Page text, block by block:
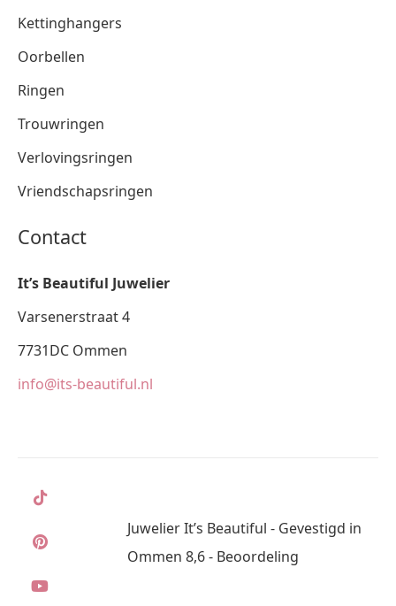
Kettinghangers
Oorbellen
Ringen
Trouwringen
Verlovingsringen
Vriendschapsringen
Contact
It’s Beautiful Juwelier
Varsenerstraat 4
7731DC Ommen
info@its-beautiful.nl
Juwelier It’s Beautiful - Gevestigd in
Ommen 8,6 - Beoordeling